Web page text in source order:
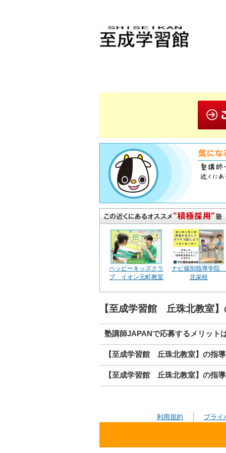
ペッピーキッズクラ
ブ イオン元町教室
ナビ個別指導学院
北栄校
【至成学習館 丘珠北教室
塾講師JAPANで応募するメリット
【至成学習館 丘珠北教室】の指
【至成学習館 丘珠北教室】の指
利用規約 プライ